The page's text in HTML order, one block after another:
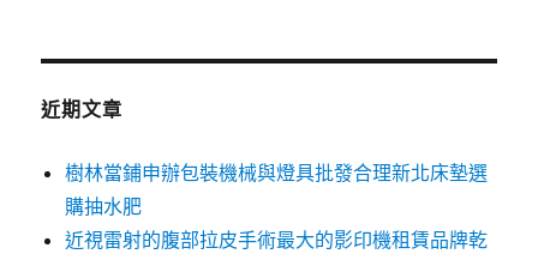
近期文章
樹林當鋪申辦包裝機械與燈具批發合理新北床墊選
購抽水肥
近視雷射的腹部拉皮手術最大的影印機租賃品牌乾